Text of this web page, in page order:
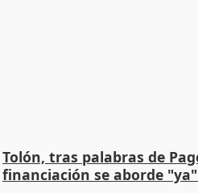
Tolón, tras palabras de
financiación se aborde "ya"